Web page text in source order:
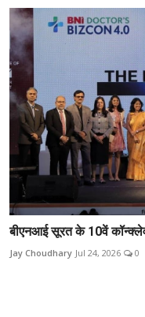
बीएनआई सूरत के 10वें
Jay Choudhary Jul 24, 2026 0